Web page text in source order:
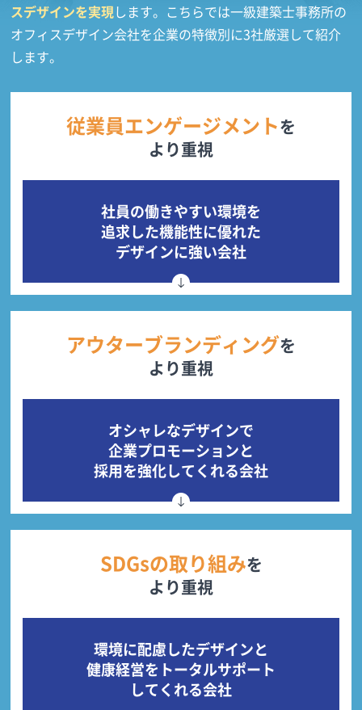
スデザインを実現します。こちらでは一級建築士事務所の
オフィスデザイン会社を企業の特徴別に3社厳選して紹介
します。
従業員エンゲージメントを
より重視
社員の働きやすい環境を
追求した機能性に優れた
デザインに強い会社
アウターブランディングを
より重視
オシャレなデザインで
企業プロモーションと
採用を強化してくれる会社
SDGsの取り組みを
より重視
環境に配慮したデザインと
健康経営をトータルサポート
してくれる会社